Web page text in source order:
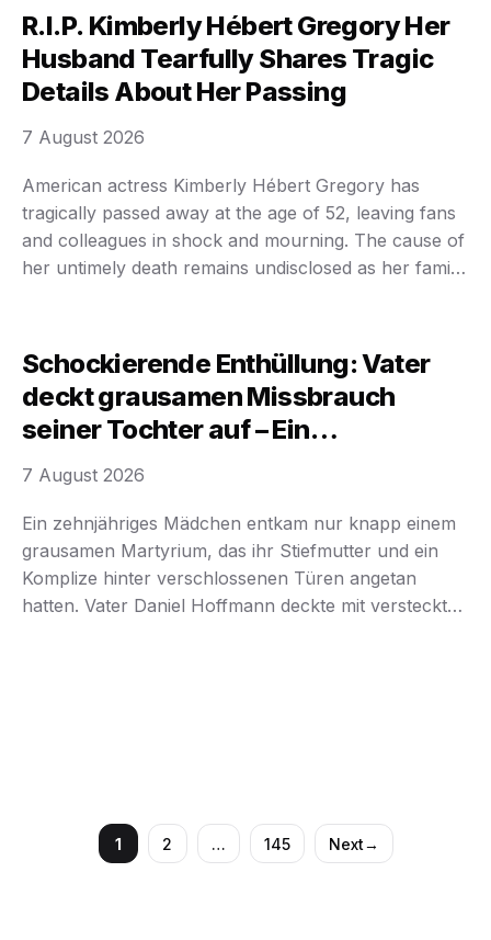
consequences for the Forrester legacy. The once-
celebrated sanctuary of Monte …
R.I.P. Kimberly Hébert Gregory Her
Husband Tearfully Shares Tragic
Details About Her Passing
American actress Kimberly Hébert Gregory has
tragically passed away at the age of 52, leaving fans
and colleagues in shock and mourning. The cause of
her untimely death remains undisclosed as her family
and remembrance. Kimberly Hébert Gregory,
celebrated for …
7 August 2026
Schockierende Enthüllung: Vater
deckt grausamen Missbrauch
seiner Tochter auf – Ein
verzweifelter Hilferuf, der Leben
rettete!
Ein zehnjähriges Mädchen entkam nur knapp einem
grausamen Martyrium, das ihr Stiefmutter und ein
Komplize hinter verschlossenen Türen angetan
hatten. Vater Daniel Hoffmann deckte mit versteckter
7 August 2026
Page
1
Page
2 …
Page
145 Next→